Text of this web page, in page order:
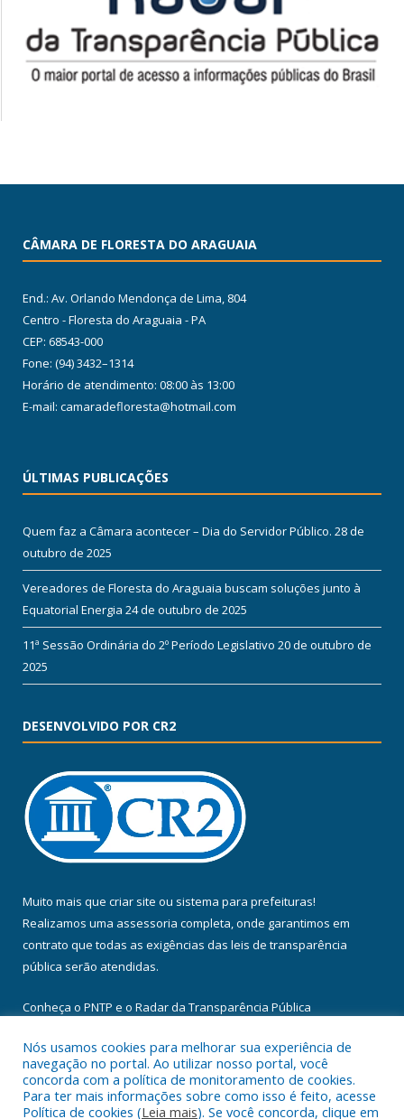
CÂMARA DE FLORESTA DO ARAGUAIA
End.: Av. Orlando Mendonça de Lima, 804
Centro - Floresta do Araguaia - PA
CEP: 68543-000
Fone: (94) 3432–1314
Horário de atendimento: 08:00 às 13:00
E-mail: camaradefloresta@hotmail.com
ÚLTIMAS PUBLICAÇÕES
Quem faz a Câmara acontecer – Dia do Servidor Público. 28 de
outubro de 2025
Vereadores de Floresta do Araguaia buscam soluções junto à
Equatorial Energia 24 de outubro de 2025
11ª Sessão Ordinária do 2º Período Legislativo 20 de outubro de
2025
DESENVOLVIDO POR CR2
Muito mais que criar site ou sistema para prefeituras!
Realizamos uma assessoria completa, onde garantimos em
contrato que todas as exigências das leis de transparência
pública serão atendidas.
Conheça o PNTP e o Radar da Transparência Pública
Todos os direitos reservados a Câmara Municipal de Floresta do
Nós usamos cookies para melhorar sua experiência de
navegação no portal. Ao utilizar nosso portal, você
concorda com a política de monitoramento de cookies.
Para ter mais informações sobre como isso é feito, acesse
Política de cookies (Leia mais). Se você concorda, clique em